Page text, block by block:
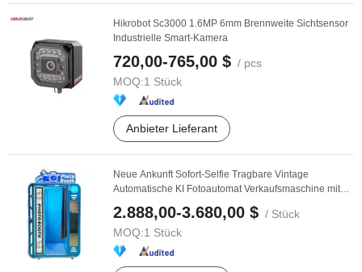
Hikrobot Sc3000 1.6MP 6mm Brennweite Sichtsensor
Industrielle Smart-Kamera
720,00-765,00 $ / pcs
MOQ:1 Stück
Anbieter Lieferant
Neue Ankunft Sofort-Selfie Tragbare Vintage
Automatische KI Fotoautomat Verkaufsmaschine mit
2.888,00-3.680,00 $ / Stück
MOQ:1 Stück